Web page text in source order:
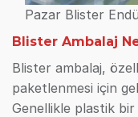
Pazar Blister
Blister Ambalaj
Blister ambalaj,
paketlenmesi için
Genellikle plastik